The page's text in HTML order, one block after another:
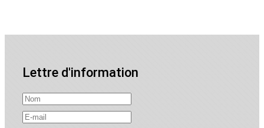
Lettre d'information